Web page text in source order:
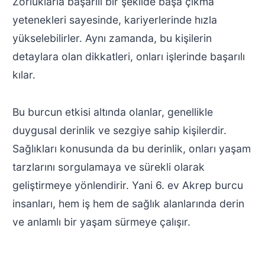
yetenekleri sayesinde, kariyerlerinde hızla
yükselebilirler. Aynı zamanda, bu kişilerin
detaylara olan dikkatleri, onları işlerinde başarılı
kılar.
Bu burcun etkisi altında olanlar, genellikle
duygusal derinlik ve sezgiye sahip kişilerdir.
Sağlıkları konusunda da bu derinlik, onları yaşam
tarzlarını sorgulamaya ve sürekli olarak
geliştirmeye yönlendirir. Yani 6. ev Akrep burcu
insanları, hem iş hem de sağlık alanlarında derin
ve anlamlı bir yaşam sürmeye çalışır.